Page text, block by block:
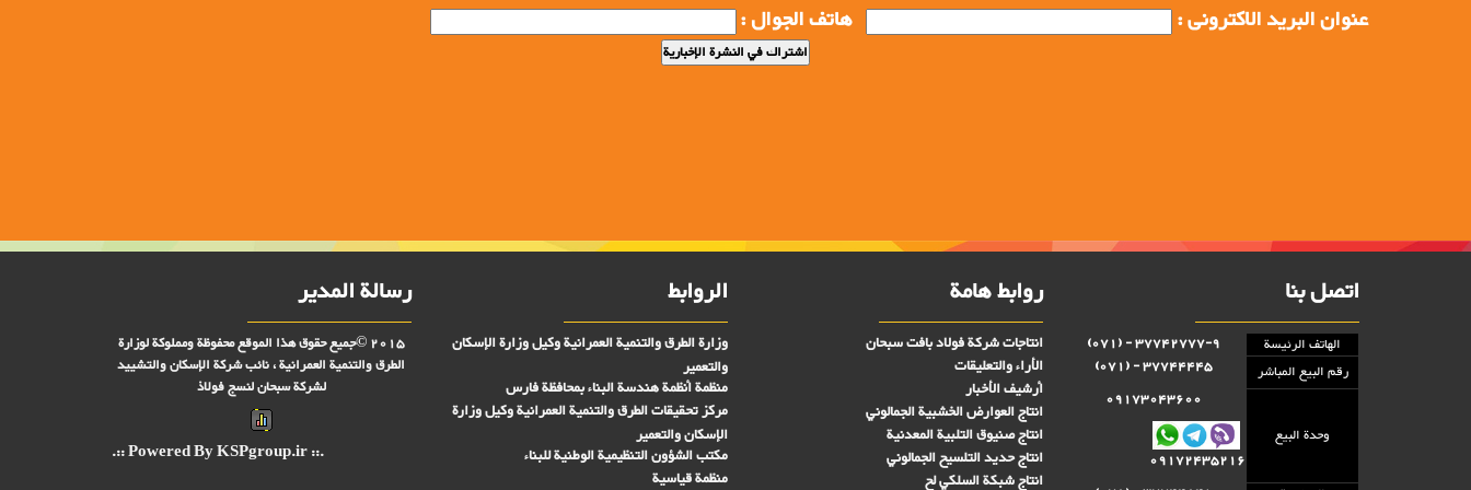
عنوان البرید الاکترونی : هاتف الجوال :
اتصل بنا
الهاتف الرئيسة
37742777-9 - (071)
رقم البيع المباشر
37744445 - (071)
وحدة البيع
09173043600
09172435216
روابط هامة
انتاجات شركة فولاد بافت سبحان
الأراء والتعليقات
أرشيف الأخبار
انتاج العوارض الخشبية الجمالوني
انتاج صنىوق التلبية المعدنية
انتاج حديد التلسيح الجمالوني
انتاج شبكة السلكي لح
الروابط
وزارة الطرق والتنمية العمرانية وكيل وزارة الإسكان
والتعمير
منظمة أنظمة هندسة البناء بمحافظة فارس
مركز تحقیقات الطرق والتنمية العمرانية وكيل وزارة
الإسكان والتعمير
مكتب الشؤون التنظيمية الوطنية للبناء
منظمة قياسية
رسالة المدير
2015 ©جميع حقوق هذا الموقع محفوظة ومملوكة لوزارة
الطرق والتنمية العمرانية ، نائب شركة الإسكان والتشييد
لشركة سبحان لنسج فولاذ
.:: Powered By KSPgroup.ir ::.